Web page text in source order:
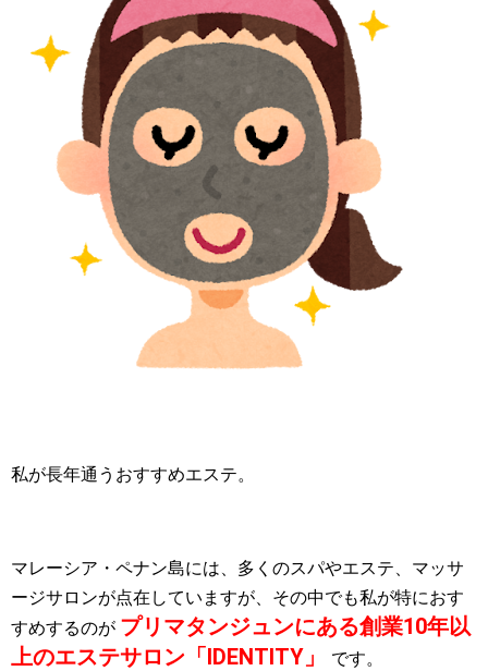
私が長年通うおすすめエステ。
マレーシア・ペナン島には、多くのスパやエステ、マッサ
ージサロンが点在していますが、その中でも私が特におす
すめするのが プリマタンジュンにある創業10年以
上のエステサロン「IDENTITY」
です。